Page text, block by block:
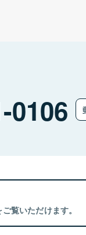
0106
覧いただけます。